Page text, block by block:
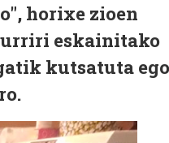
horixe zioen
eskainitako
kutsatuta